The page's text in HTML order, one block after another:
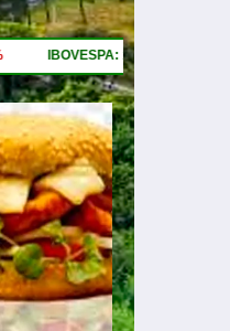
▼ 1.23% DOW JONES: